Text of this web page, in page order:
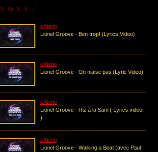
V W X Y Z
eXterio
Lionel Groove - Ben trop! (Lyrics Video)
eXterio
Lionel Groove - On niaise pas (Lyric Video)
eXterio
Lionel Groove - Riz à la Sam ( Lyrics video
)
eXterio
Lionel Groove - Walking a Beat (avec Paul